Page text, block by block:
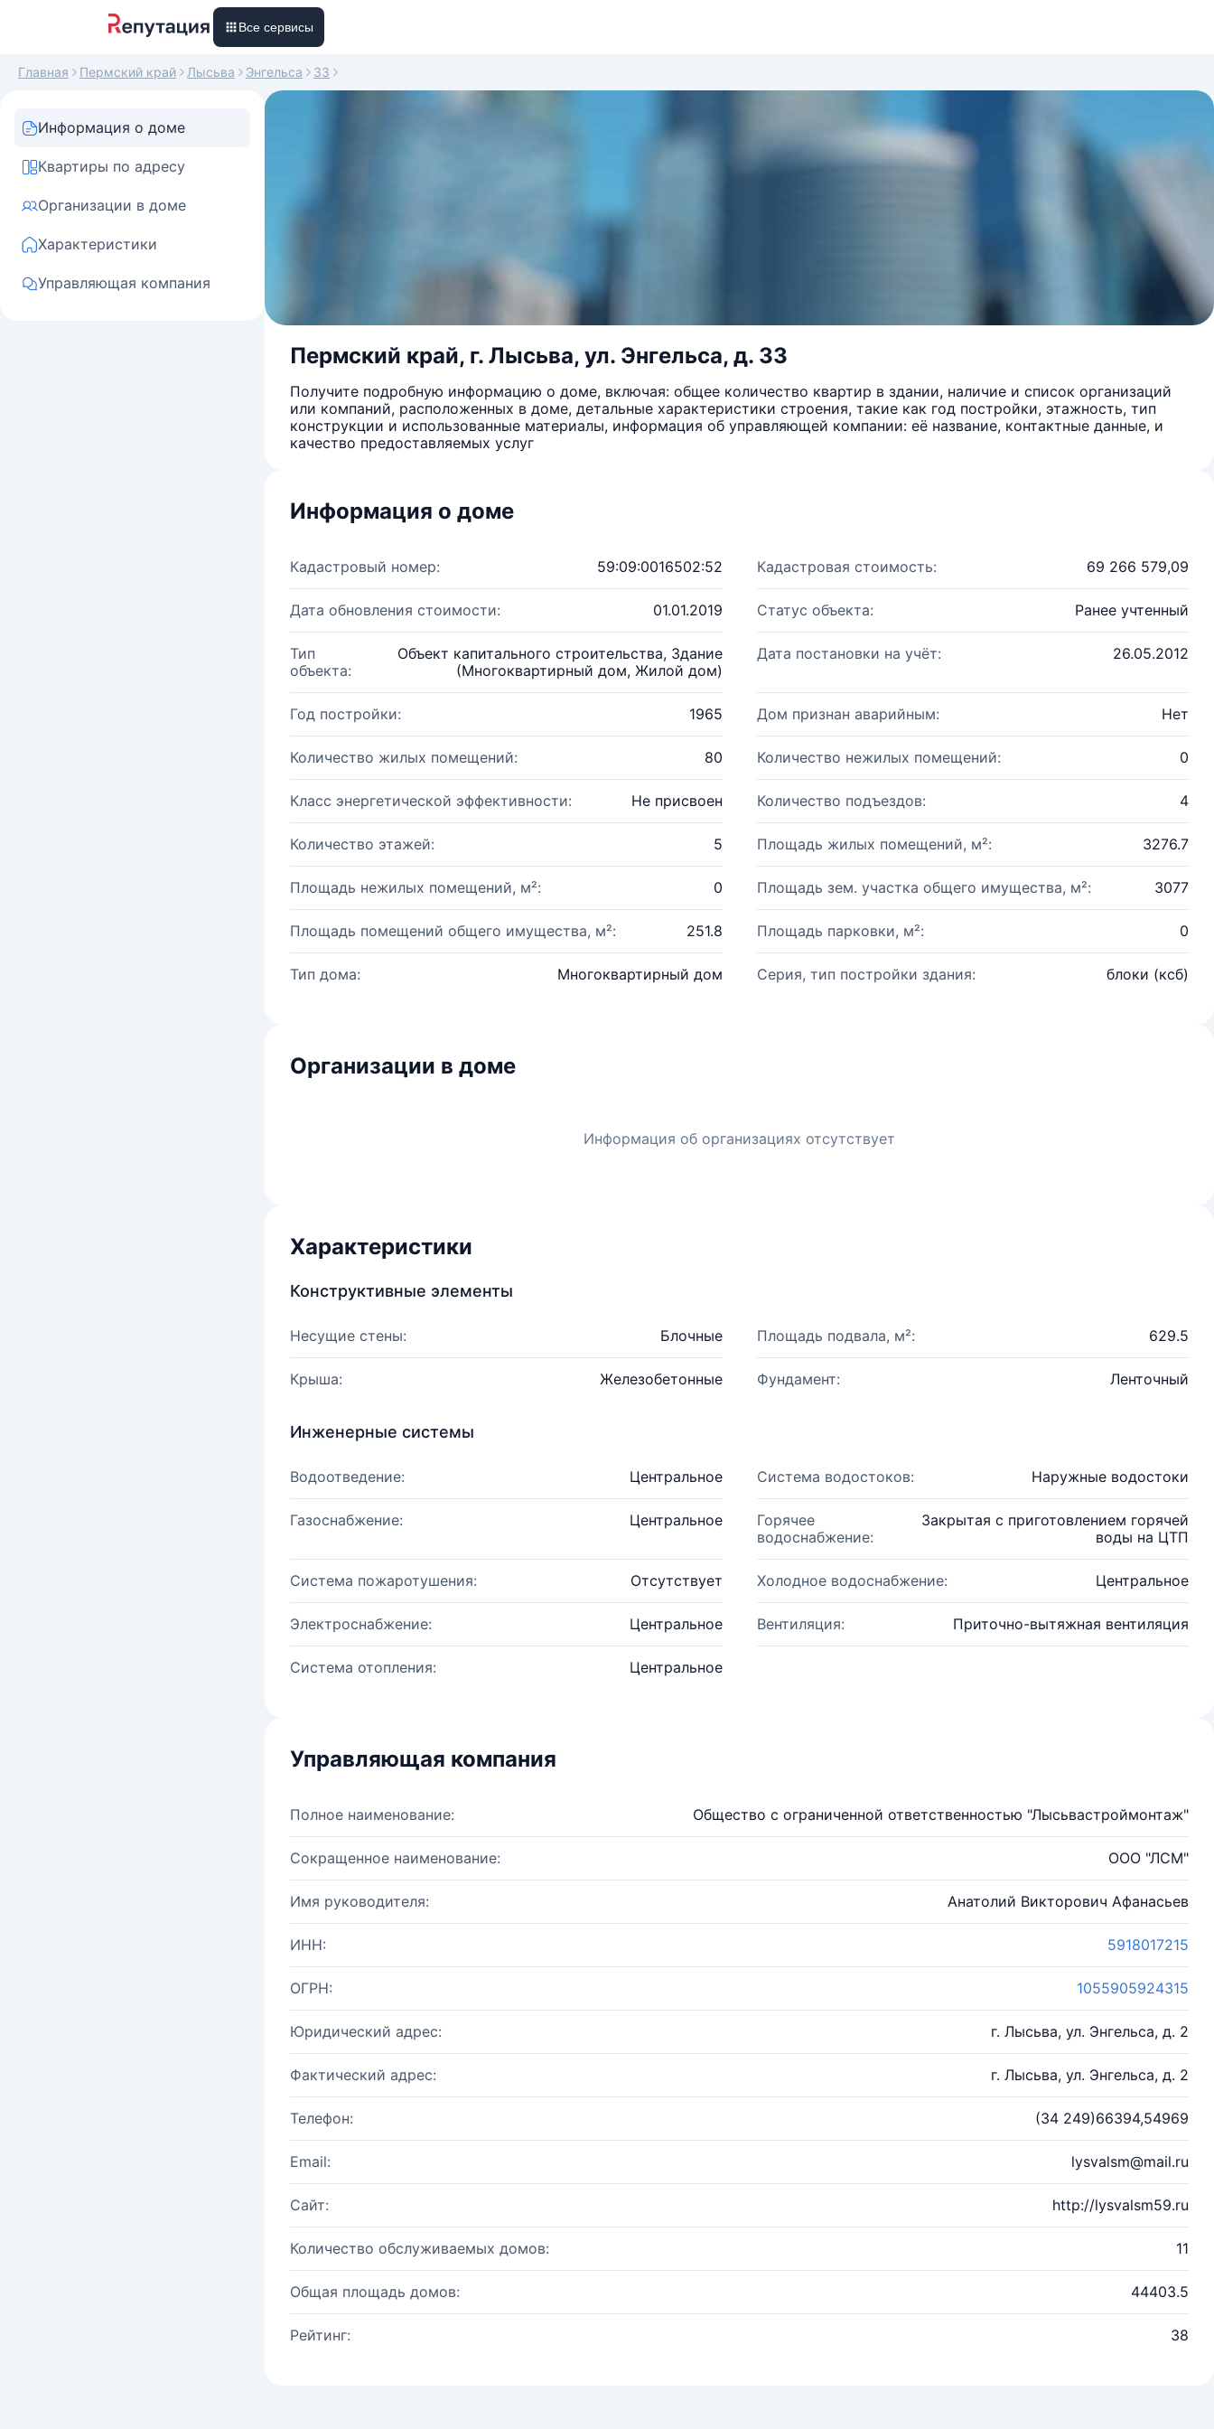
Все сервисы
Главная Пермский край Лысьва Энгельса 33
Информация о доме
Квартиры по адресу
Организации в доме
Характеристики
Управляющая компания
Пермский край, г. Лысьва, ул. Энгельса, д. 33
Получите подробную информацию о доме, включая: общее количество квартир в здании, наличие и список организаций
или компаний, расположенных в доме, детальные характеристики строения, такие как год постройки, этажность, тип
конструкции и использованные материалы, информация об управляющей компании: её название, контактные данные, и
качество предоставляемых услуг
Информация о доме
Кадастровый номер: 59:09:0016502:52 Кадастровая стоимость: 69 266 579,09
Дата обновления стоимости: 01.01.2019 Статус объекта: Ранее учтенный
Тип
объекта:
Объект капитального строительства, Здание
(Многоквартирный дом, Жилой дом)
Дата постановки на учёт: 26.05.2012
Год постройки: 1965 Дом признан аварийным: Нет
Количество жилых помещений: 80 Количество нежилых помещений: 0
Класс энергетической эффективности: Не присвоен Количество подъездов: 4
Количество этажей: 5 Площадь жилых помещений, м²: 3276.7
Площадь нежилых помещений, м²: 0 Площадь зем. участка общего имущества, м²: 3077
Площадь помещений общего имущества, м²: 251.8 Площадь парковки, м²: 0
Тип дома: Многоквартирный дом Серия, тип постройки здания: блоки (ксб)
Организации в доме
Информация об организациях отсутствует
Характеристики
Конструктивные элементы
Несущие стены: Блочные Площадь подвала, м²: 629.5
Крыша: Железобетонные Фундамент: Ленточный
Инженерные системы
Водоотведение: Центральное Система водостоков: Наружные водостоки
Газоснабжение: Центральное
Горячее
водоснабжение:
Закрытая с приготовлением горячей
воды на ЦТП
Система пожаротушения: Отсутствует Холодное водоснабжение: Центральное
Электроснабжение: Центральное Вентиляция: Приточно-вытяжная вентиляция
Система отопления: Центральное
Управляющая компания
Полное наименование: Общество с ограниченной ответственностью "Лысьвастроймонтаж"
Сокращенное наименование: ООО "ЛСМ"
Имя руководителя: Анатолий Викторович Афанасьев
ИНН: 5918017215
ОГРН: 1055905924315
Юридический адрес: г. Лысьва, ул. Энгельса, д. 2
Фактический адрес: г. Лысьва, ул. Энгельса, д. 2
Телефон: (34 249)66394,54969
Email: lysvalsm@mail.ru
Сайт: http://lysvalsm59.ru
Количество обслуживаемых домов: 11
Общая площадь домов: 44403.5
Рейтинг: 38